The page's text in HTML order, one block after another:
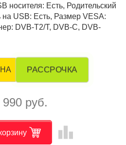
носителя: Есть, Родительский
на USB: Есть, Размер VESA:
DVB-T2/T, DVB-C, DVB-
РАССРОЧКА
990 руб.
leaderboard